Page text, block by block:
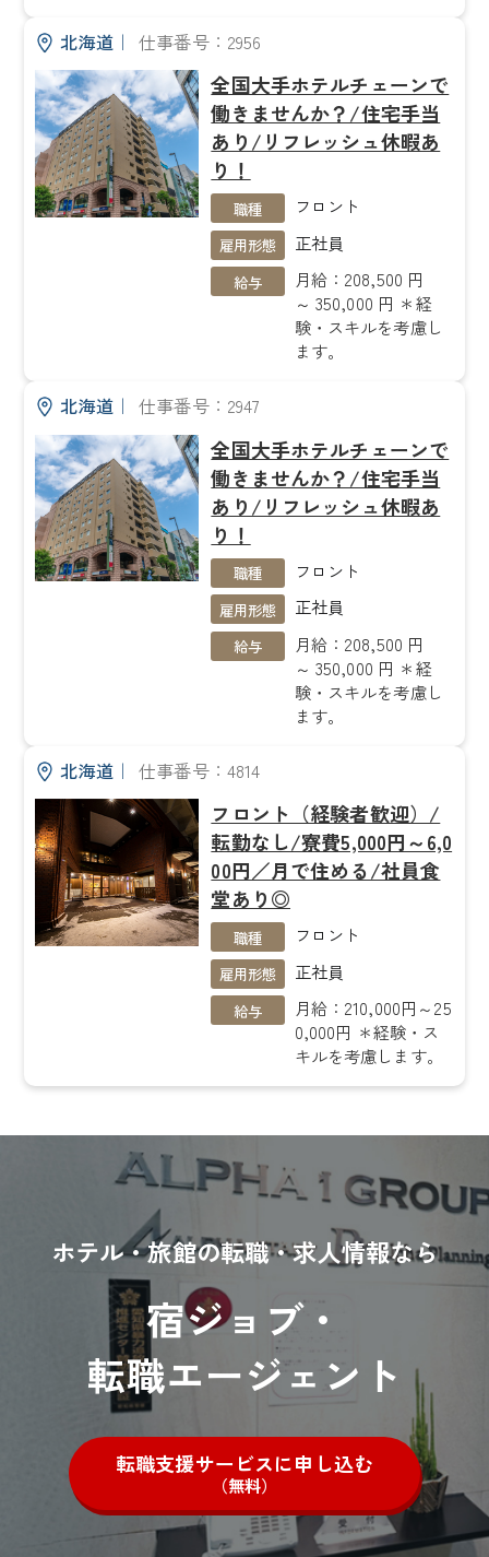
北海道｜ 仕事番号：2956
全国大手ホテルチェーンで
働きませんか？/住宅手当
あり/リフレッシュ休暇あ
り！
職種 フロント
雇用形態 正社員
給与
月給：208,500 円
～ 350,000 円 ＊経
験・スキルを考慮し
ます。
北海道｜ 仕事番号：2947
全国大手ホテルチェーンで
働きませんか？/住宅手当
あり/リフレッシュ休暇あ
り！
職種 フロント
雇用形態 正社員
給与
月給：208,500 円
～ 350,000 円 ＊経
験・スキルを考慮し
ます。
北海道｜ 仕事番号：4814
フロント（経験者歓迎）/
転勤なし/寮費5,000円～6,0
00円／月で住める/社員食
堂あり◎
職種 フロント
雇用形態 正社員
給与
月給：210,000円～25
0,000円 ＊経験・ス
キルを考慮します。
ホテル・旅館の転職・求人情報なら
宿ジョブ・
転職エージェント
転職支援サービスに申し込む
（無料）